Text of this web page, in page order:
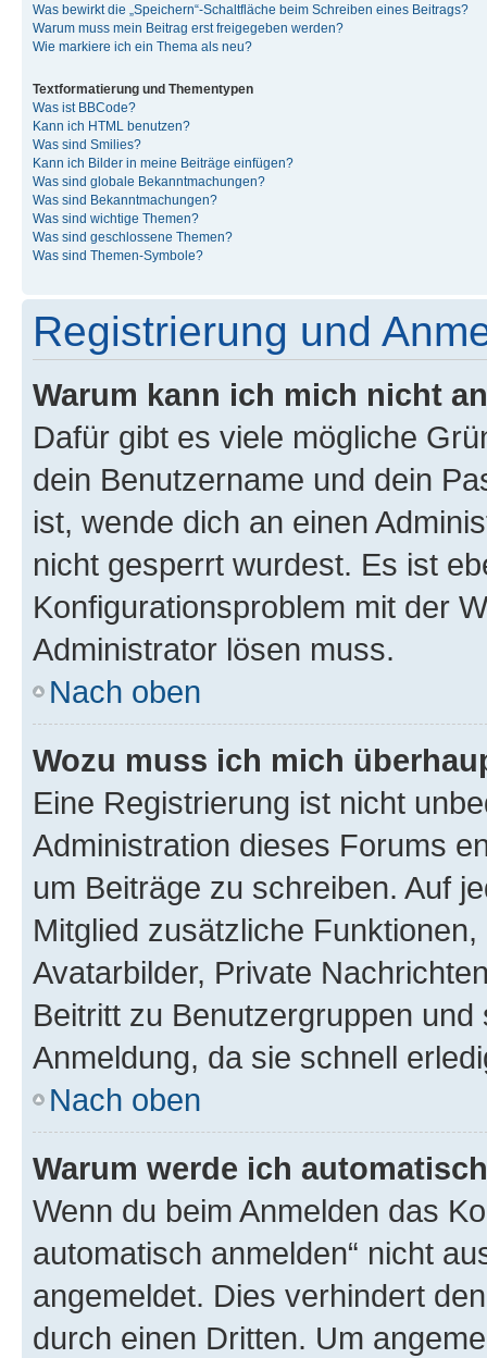
Was bewirkt die „Speichern“-Schaltfläche beim Schreiben eines Beitrags?
Warum muss mein Beitrag erst freigegeben werden?
Wie markiere ich ein Thema als neu?
Textformatierung und Thementypen
Was ist BBCode?
Kann ich HTML benutzen?
Was sind Smilies?
Kann ich Bilder in meine Beiträge einfügen?
Was sind globale Bekanntmachungen?
Was sind Bekanntmachungen?
Was sind wichtige Themen?
Was sind geschlossene Themen?
Was sind Themen-Symbole?
Registrierung und
Warum kann ich mich nicht
Dafür gibt es viele mögliche
dein Benutzername und dein
ist, wende dich an einen
nicht gesperrt wurdest. Es ist
Konfigurationsproblem mit der
Administrator lösen muss.
Nach oben
Wozu muss ich mich
Eine Registrierung ist nicht
Administration dieses Forums
um Beiträge zu schreiben. Auf
Mitglied zusätzliche
Avatarbilder, Private
Beitritt zu Benutzergruppen
Anmeldung, da sie schnell
Nach oben
Warum werde ich
Wenn du beim Anmelden das
automatisch anmelden“ nicht
angemeldet. Dies verhindert
durch einen Dritten. Um